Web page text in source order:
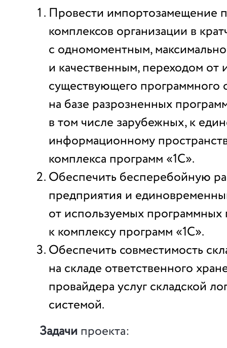
Провести импортозамещение
комплексов организации в
с одномоментным,
и качественным, переходом от
существующего программного
на базе разрозненных
в том числе зарубежных, к
информационному
комплекса программ «1С».
Обеспечить бесперебойную
предприятия и
от используемых программных
к комплексу программ «1С».
Обеспечить совместимость
на складе ответственного
провайдера услуг складской
системой.
Задачи проекта: